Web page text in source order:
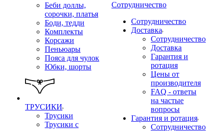
Беби доллы,
сорочки, платья
Боди, тедди
Комплекты
Корсажи
Пеньюары
Пояса для чулок
Юбки, шорты
ТРУСИКИ
Трусики
Трусики с
Сотрудничество
Сотрудничество
Доставка
Сотрудничество
Доставка
Гарантия и
ротация
Цены от
производителя
FAQ - ответы
на частые
вопросы
Гарантия и ротация
Сотрудничество